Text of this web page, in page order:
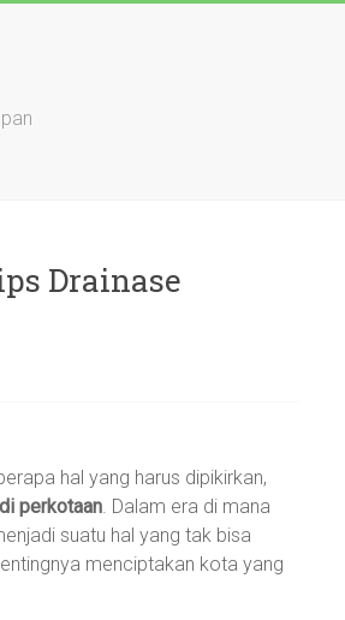
Drainase
hal yang harus dipikirkan,
perkotaan. Dalam era di mana
suatu hal yang tak bisa
menciptakan kota yang